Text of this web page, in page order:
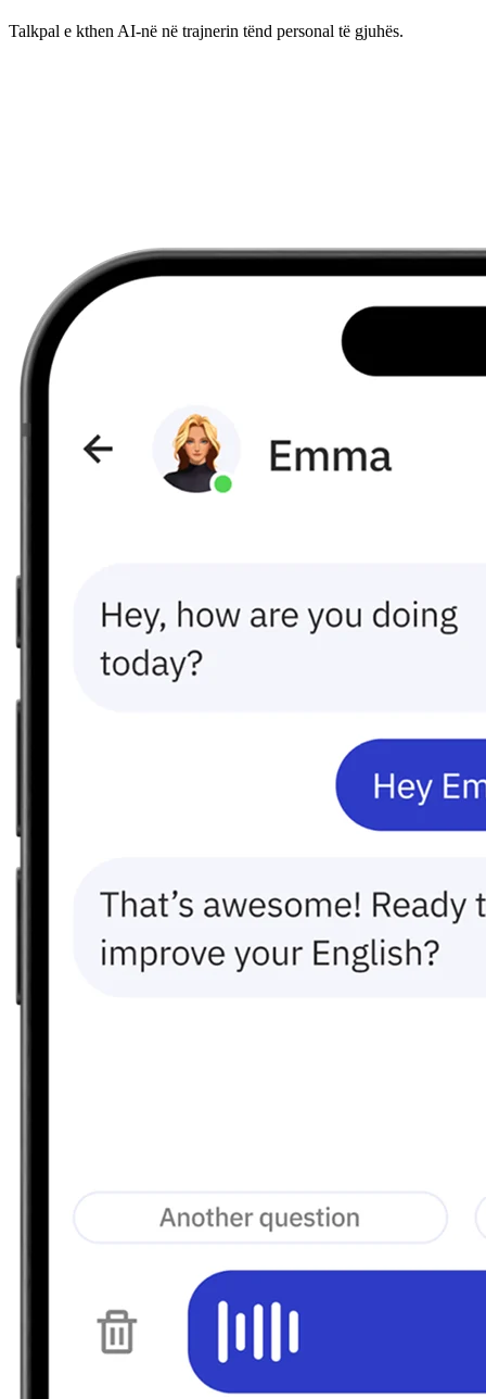
Talkpal e kthen AI-në në trajnerin tënd personal të gjuhës.